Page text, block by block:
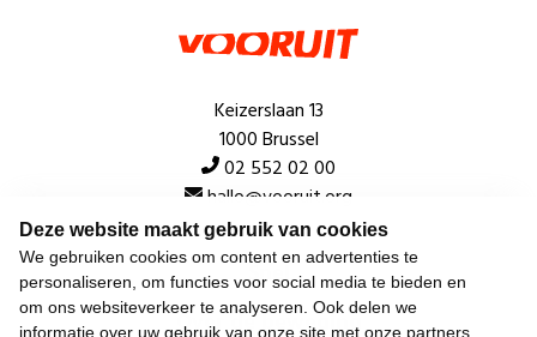
Deze website maakt gebruik van cookies
We gebruiken cookies om content en advertenties te
personaliseren, om functies voor social media te bieden en
om ons websiteverkeer te analyseren. Ook delen we
informatie over uw gebruik van onze site met onze partners
Keizerslaan 13
1000 Brussel
02 552 02 00
hallo@vooruit.org
Snel
Over de beweging